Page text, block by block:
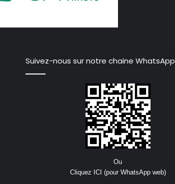
Suivez-nous sur notre chaine WhatsApp
Ou
Cliquez ICI (pour WhatsApp web)